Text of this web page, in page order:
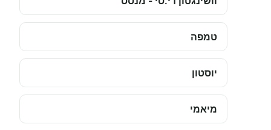
טמפה
יוסטון
מיאמי